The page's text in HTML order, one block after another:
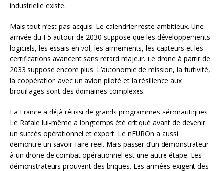
industrielle existe.
Mais tout n’est pas acquis. Le calendrier reste ambitieux. Une
arrivée du F5 autour de 2030 suppose que les développements
logiciels, les essais en vol, les armements, les capteurs et les
certifications avancent sans retard majeur. Le drone à partir de
2033 suppose encore plus. L’autonomie de mission, la furtivité,
la coopération avec un avion piloté et la résilience aux
brouillages sont des domaines complexes.
La France a déjà réussi de grands programmes aéronautiques.
Le Rafale lui-même a longtemps été critiqué avant de devenir
un succès opérationnel et export. Le nEUROn a aussi
démontré un savoir-faire réel. Mais passer d’un démonstrateur
à un drone de combat opérationnel est une autre étape. Les
démonstrateurs prouvent des briques. Les armées exigent des